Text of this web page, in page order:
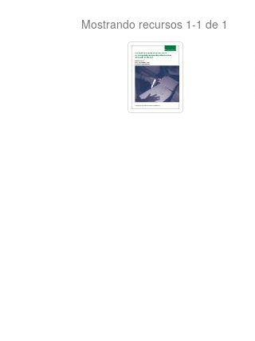
Mostrando recursos 1-1 de 1